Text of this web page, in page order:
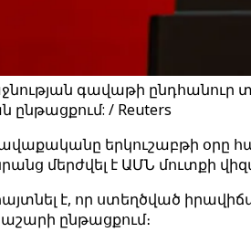
գավաթի ընդհանուր
ընթացքում: / Reuters
երկուշաբթի օրը
մերժվել է ԱՄՆ մուտքի
է, որ ստեղծված
ընթացքում։